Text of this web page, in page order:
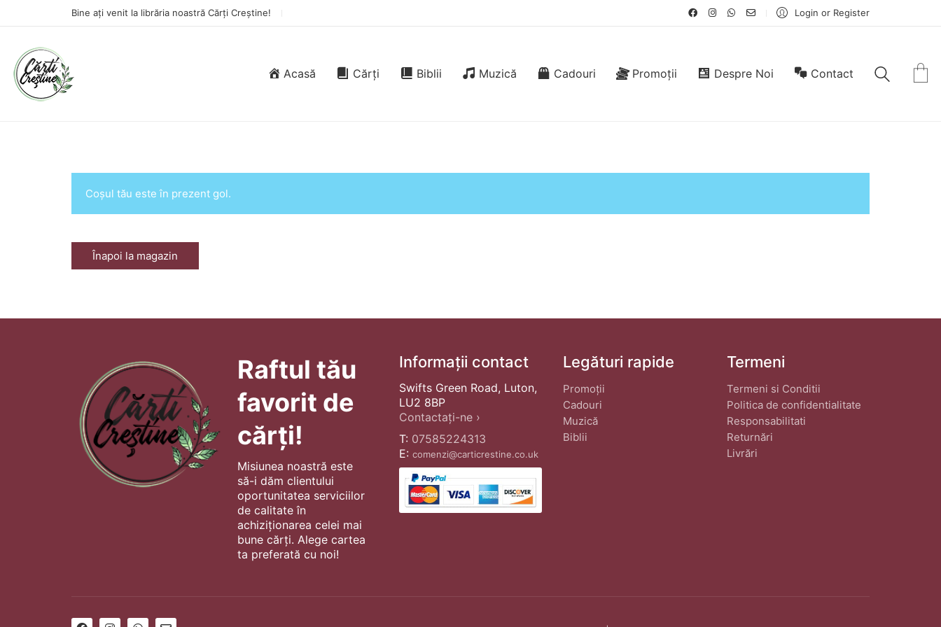
Bine ați venit la librăria noastră Cărți Creștine! Login or Register
Acasă Cărți Biblii Muzică Cadouri Promoții Despre Noi Contact
Coșul tău este în prezent gol.
Înapoi la magazin
Raftul tău
favorit de
cărți!
Misiunea noastră este
să-i dăm clientului
oportunitatea serviciilor
de calitate în
achiziționarea celei mai
bune cărți. Alege cartea
ta preferată cu noi!
Informații contact
Swifts Green Road, Luton,
LU2 8BP
Contactați-ne ›
T: 07585224313
E: comenzi@carticrestine.co.uk
Legături rapide
Promoții
Cadouri
Muzică
Biblii
Termeni
Termeni si Conditii
Politica de confidentialitate
Responsabilitati
Returnări
Livrări